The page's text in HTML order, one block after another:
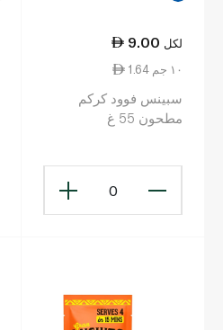
9.00 لكل
1.64 ١٠ جم
سبينس فوود كركم
مطحون 55 غ
0